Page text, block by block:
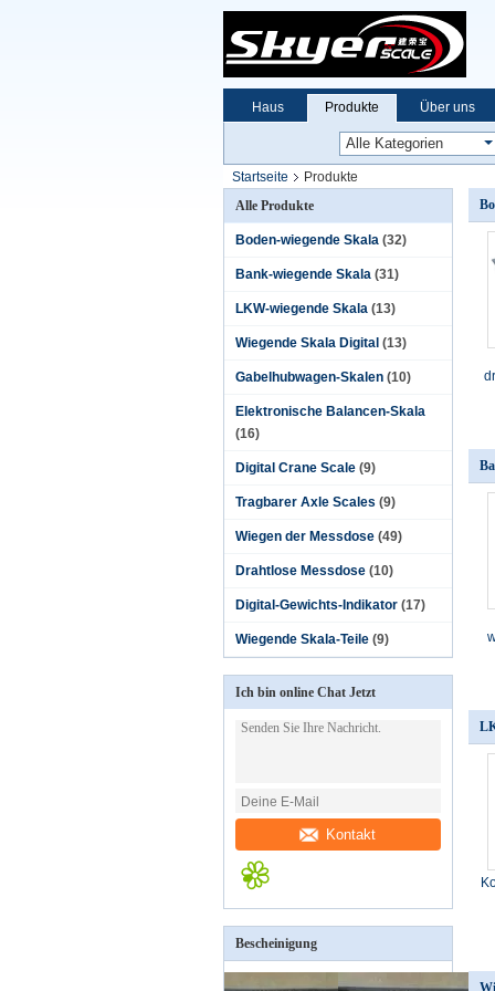
Haus Produkte Über uns
Startseite
Produkte
Alle Produkte
Boden-wiegende Skala (32)
Bank-wiegende Skala (31)
LKW-wiegende Skala (13)
Wiegende Skala Digital (13)
Gabelhubwagen-Skalen (10)
Elektronische Balancen-Skala
(16)
Digital Crane Scale (9)
Tragbarer Axle Scales (9)
Wiegen der Messdose (49)
Drahtlose Messdose (10)
Digital-Gewichts-Indikator (17)
Wiegende Skala-Teile (9)
Ich bin online Chat Jetzt
Kontakt
Bescheinigung